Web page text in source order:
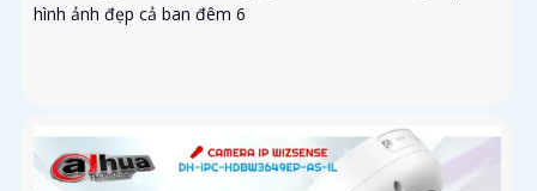
hình ảnh đẹp cả ban đêm 6